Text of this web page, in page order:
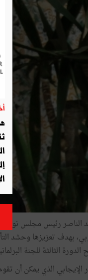
الناصر رئيس مجلس نواب
بهدف تعزيزها وحشد
الثالثة للجنة البرلمانية
الإيجابي الذي يمكن أن